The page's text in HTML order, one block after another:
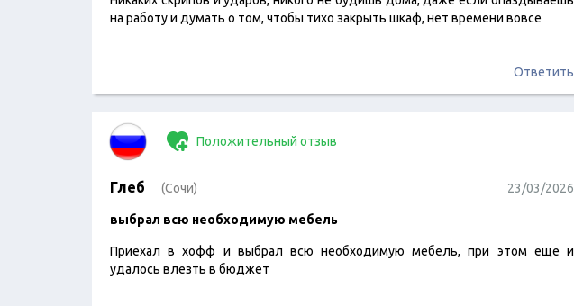
на работу и думать о том, чтобы тихо закрыть шкаф, нет времени вовсе
Ответить
Положительный отзыв
Глеб (Сочи) 23/03/2026
выбрал всю необходимую мебель
Приехал в хофф и выбрал всю необходимую мебель, при этом еще и
удалось влезть в бюджет